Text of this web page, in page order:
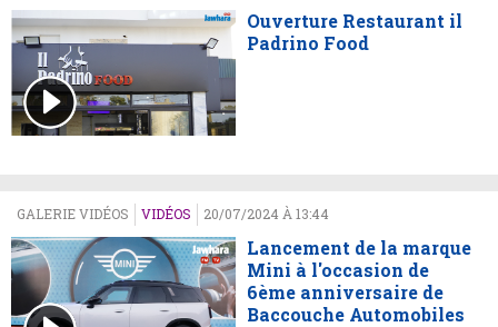
Ouverture Restaurant il
Padrino Food
GALERIE VIDÉOS VIDÉOS 20/07/2024 À 13:44
Lancement de la marque
Mini à l'occasion de
6ème anniversaire de
Baccouche Automobiles